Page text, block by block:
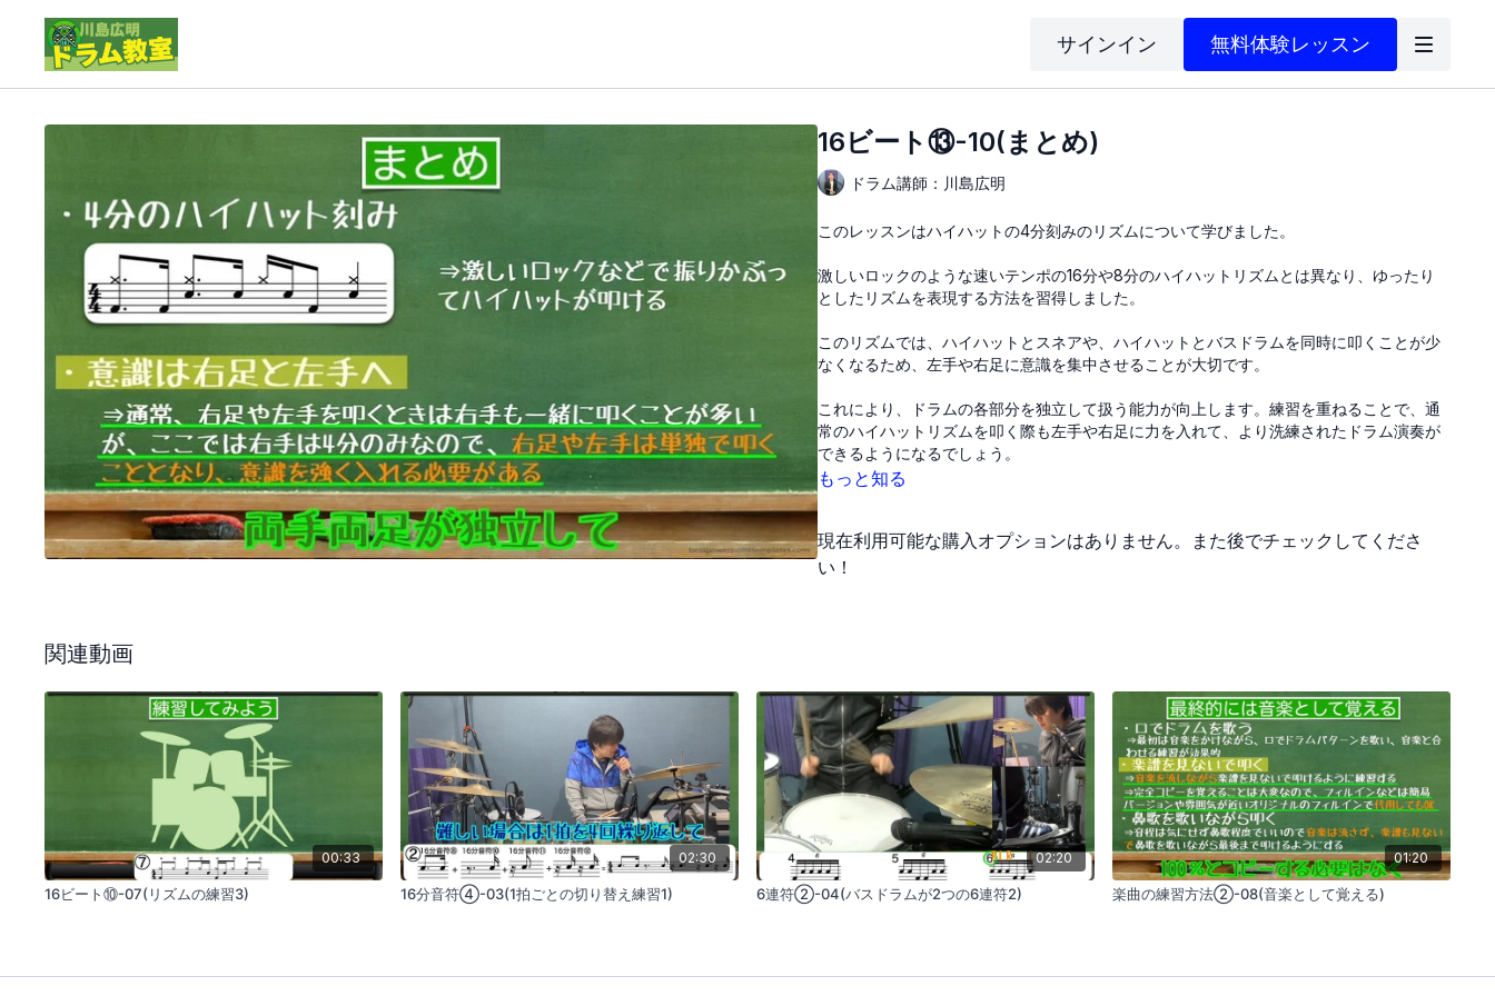
サインイン 無料体験レッスン
16ビート⑬-10(まとめ)
ドラム講師：川島広明
このレッスンはハイハットの4分刻みのリズムについて学びました。
激しいロックのような速いテンポの16分や8分のハイハットリズムとは異なり、ゆったり
としたリズムを表現する方法を習得しました。
このリズムでは、ハイハットとスネアや、ハイハットとバスドラムを同時に叩くことが少
なくなるため、左手や右足に意識を集中させることが大切です。
これにより、ドラムの各部分を独立して扱う能力が向上します。練習を重ねることで、通
常のハイハットリズムを叩く際も左手や右足に力を入れて、より洗練されたドラム演奏が
できるようになるでしょう。
もっと知る
現在利用可能な購入オプションはありません。また後でチェックしてくださ
い！
関連動画
00:33
16ビート⑩-07(リズムの練習3)
02:30
16分音符④-03(1拍ごとの切り替え練習1)
02:20
6連符②-04(バスドラムが2つの6連符2)
01:20
楽曲の練習方法②-08(音楽として覚える)